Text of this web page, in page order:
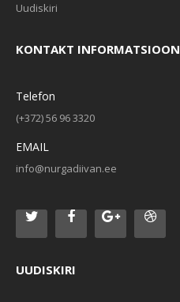
Uudiskiri
KONTAKT INFORMATSIOON
Telefon
(+372) 56 96 3320
EMAIL
info@nurgadiivan.ee
UUDISKIRI